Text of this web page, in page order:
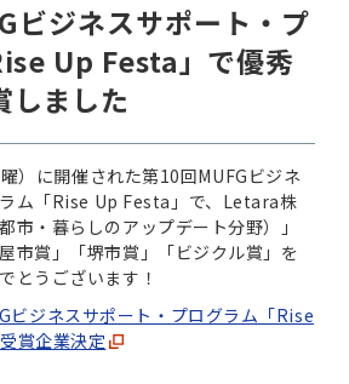
ビジネスサポート・プ
Up Festa」で優秀
しました
）に開催された第10回MUFGビジネ
ム「Rise Up Festa」で、Letara株
市・暮らしのアップデート分野）」
市賞」「堺市賞」「ビジクル賞」を
とうございます！
ビジネスサポート・プログラム「Rise
賞企業決定